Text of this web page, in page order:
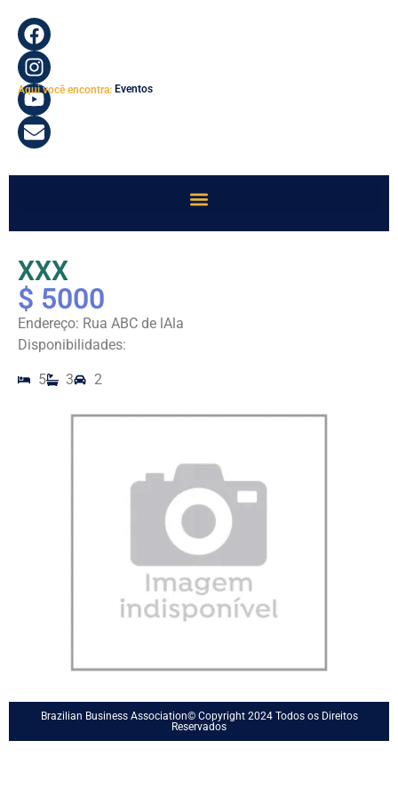
Aqui você encontra: Eventos
XXX
$ 5000
Endereço: Rua ABC de lAla
Disponibilidades:
5 3 2
Brazilian Business Association© Copyright 2024 Todos os Direitos
Reservados